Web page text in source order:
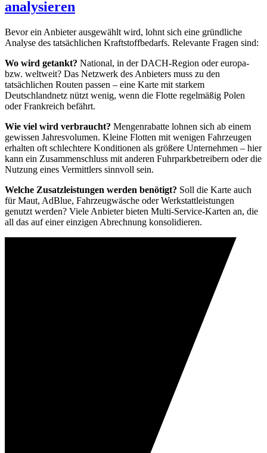
analysieren
Bevor ein Anbieter ausgewählt wird, lohnt sich eine gründliche
Analyse des tatsächlichen Kraftstoffbedarfs. Relevante Fragen sind:
Wo wird getankt? National, in der DACH-Region oder europa-
bzw. weltweit? Das Netzwerk des Anbieters muss zu den
tatsächlichen Routen passen – eine Karte mit starkem
Deutschlandnetz nützt wenig, wenn die Flotte regelmäßig Polen
oder Frankreich befährt.
Wie viel wird verbraucht? Mengenrabatte lohnen sich ab einem
gewissen Jahresvolumen. Kleine Flotten mit wenigen Fahrzeugen
erhalten oft schlechtere Konditionen als größere Unternehmen – hier
kann ein Zusammenschluss mit anderen Fuhrparkbetreibern oder die
Nutzung eines Vermittlers sinnvoll sein.
Welche Zusatzleistungen werden benötigt? Soll die Karte auch
für Maut, AdBlue, Fahrzeugwäsche oder Werkstattleistungen
genutzt werden? Viele Anbieter bieten Multi-Service-Karten an, die
all das auf einer einzigen Abrechnung konsolidieren.